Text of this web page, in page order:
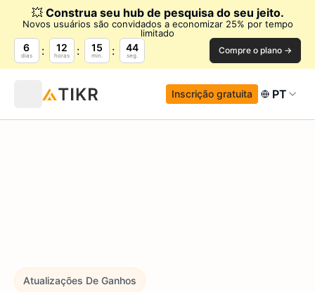
💥 Construa seu hub de pesquisa do seu jeito.
Novos usuários são convidados a economizar 25% por tempo
limitado
6
dias
12
horas
15
min.
43
seg. Compre o plano →
Inscrição gratuita PT
Atualizações De Ganhos